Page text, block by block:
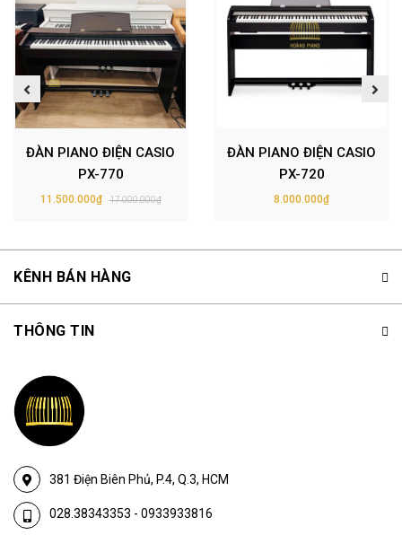
ĐÀN PIANO ĐIỆN CASIO
PX-770
11.500.000₫ 17.000.000₫
ĐÀN PIANO ĐIỆN CASIO
PX-720
8.000.000₫
KÊNH BÁN HÀNG
381 Điện Biên Phủ, P.4, Q.3, HCM
028.38343353 - 0933933816
THÔNG TIN